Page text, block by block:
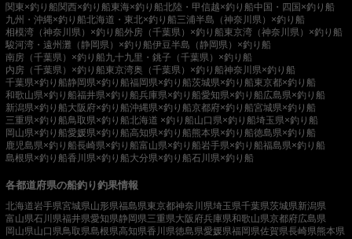
関東×釣り船関西×釣り船東海×釣り船北陸・甲信越×釣り船中国・四国×釣り船
九州・沖縄×釣り船北海道・東北×釣り船三浦半島（神奈川県）×釣り船
相模湾（神奈川県）×釣り船外房（千葉県）×釣り船東京湾（神奈川県）×釣り船
駿河湾・遠州灘（静岡県）×釣り船伊豆半島（静岡県）×釣り船
南房（千葉県）×釣り船九十九里・銚子（千葉県）×釣り船
内房（千葉県）×釣り船東京湾奥（千葉県）×釣り船神奈川県×釣り船
千葉県×釣り船静岡県×釣り船福岡県×釣り船茨城県×釣り船東京都×釣り船
和歌山県×釣り船福井県×釣り船兵庫県×釣り船愛知県×釣り船広島県×釣り船
新潟県×釣り船大阪府×釣り船沖縄県×釣り船京都府×釣り船宮城県×釣り船
三重県×釣り船鳥取県×釣り船北海道 ×釣り船山口県×釣り船埼玉県×釣り船
岡山県×釣り船愛媛県×釣り船高知県×釣り船熊本県×釣り船徳島県×釣り船
鹿児島県×釣り船長崎県×釣り船富山県×釣り船岩手県×釣り船福島県×釣り船
島根県×釣り船香川県×釣り船大分県×釣り船石川県×釣り船
各都道府県の船釣り釣果情報
北海道岩手県宮城県山形県福島県東京都神奈川県埼玉県千葉県茨城県新潟県
富山県石川県福井県愛知県静岡県三重県大阪府兵庫県和歌山県京都府広島県
岡山県山口県鳥取県島根県高知県香川県徳島県愛媛県福岡県佐賀県長崎県熊本県